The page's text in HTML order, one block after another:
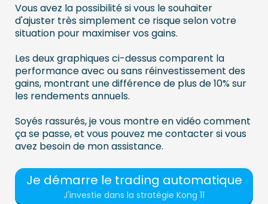
Vous avez la possibilité si vous le souhaiter
d'ajuster très simplement ce risque selon votre
situation pour maximiser vos gains.
Les deux graphiques ci-dessus comparent la
performance avec ou sans réinvestissement des
gains, montrant une différence de plus de 10% sur
les rendements annuels.
Soyés rassurés, je vous montre en vidéo comment
ça se passe, et vous pouvez me contacter si vous
avez besoin de mon assistance.
Je démarre le trading automatique
J'investie dans la stratégie Kong 11